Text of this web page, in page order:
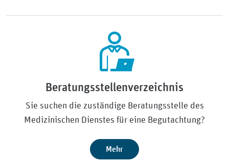
Beratungsstellenverzeichnis
Sie suchen die zuständige Beratungsstelle des
Medizinischen Dienstes für eine Begutachtung?
Mehr